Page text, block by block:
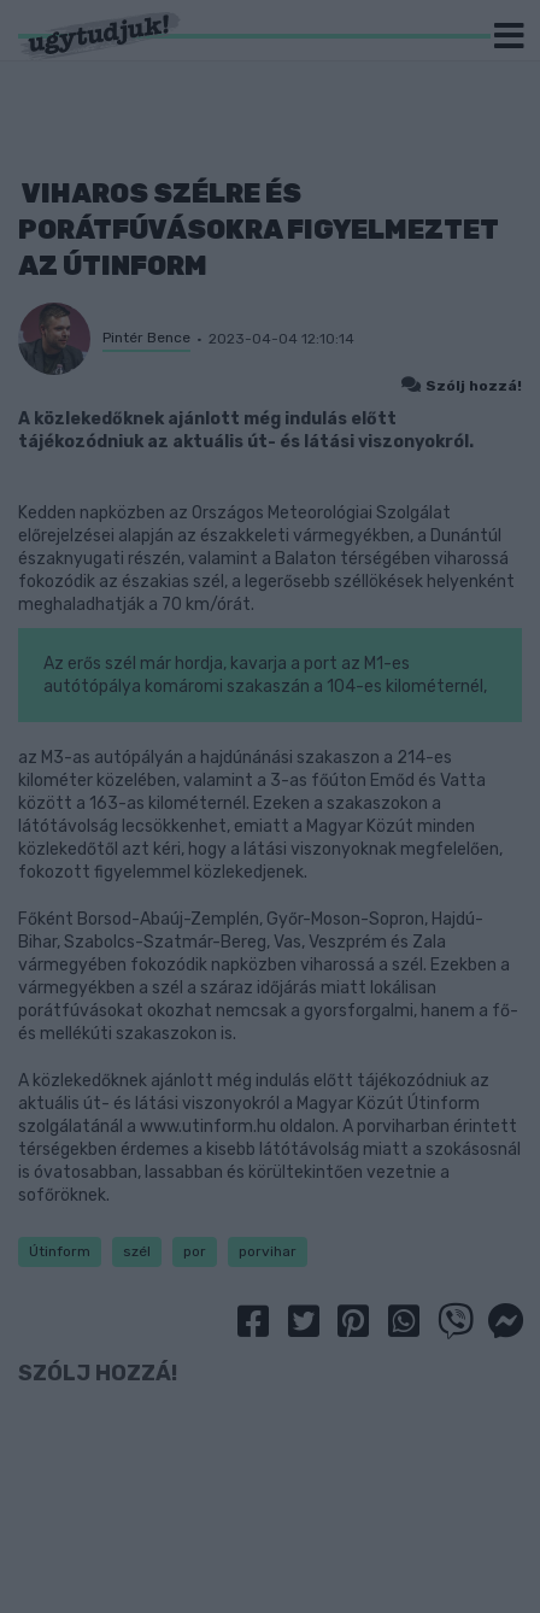
VIHAROS SZÉLRE ÉS
PORÁTFÚVÁSOKRA FIGYELMEZTET
AZ ÚTINFORM
Pintér Bence 2023-04-04 12:10:14
Szólj hozzá!
A közlekedőknek ajánlott még indulás előtt
tájékozódniuk az aktuális út- és látási viszonyokról.
Kedden napközben az Országos Meteorológiai Szolgálat
előrejelzései alapján az északkeleti vármegyékben, a Dunántúl
északnyugati részén, valamint a Balaton térségében viharossá
fokozódik az északias szél, a legerősebb széllökések helyenként
meghaladhatják a 70 km/órát.
Az erős szél már hordja, kavarja a port az M1-es
autótópálya komáromi szakaszán a 104-es kilométernél,
az M3-as autópályán a hajdúnánási szakaszon a 214-es
kilométer közelében, valamint a 3-as főúton Emőd és Vatta
között a 163-as kilométernél. Ezeken a szakaszokon a
látótávolság lecsökkenhet, emiatt a Magyar Közút minden
közlekedőtől azt kéri, hogy a látási viszonyoknak megfelelően,
fokozott figyelemmel közlekedjenek.
Főként Borsod-Abaúj-Zemplén, Győr-Moson-Sopron, Hajdú-
Bihar, Szabolcs-Szatmár-Bereg, Vas, Veszprém és Zala
vármegyében fokozódik napközben viharossá a szél. Ezekben a
vármegyékben a szél a száraz időjárás miatt lokálisan
porátfúvásokat okozhat nemcsak a gyorsforgalmi, hanem a fő-
és mellékúti szakaszokon is.
A közlekedőknek ajánlott még indulás előtt tájékozódniuk az
aktuális út- és látási viszonyokról a Magyar Közút Útinform
szolgálatánál a www.utinform.hu oldalon. A porviharban érintett
térségekben érdemes a kisebb látótávolság miatt a szokásosnál
is óvatosabban, lassabban és körültekintően vezetnie a
sofőröknek.
Útinform szél por porvihar
SZÓLJ HOZZÁ!